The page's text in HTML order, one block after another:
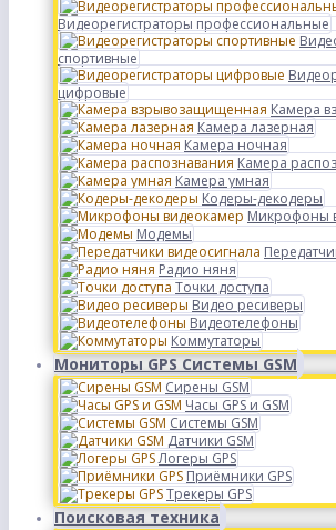
Видеорегистраторы профессиональные
спортивные
цифровые
Камера
Камера лазерная
Камера ночная
Камера
Камера умная
Кодеры-декодеры
Микрофоны
Модемы
Радио няня
Точки доступа
Видео ресиверы
Видеотелефоны
Коммутаторы
Мониторы GPS Системы GSM
Сирены GSM
Часы GPS и GSM
Системы GSM
Датчики GSM
Логеры GPS
Приёмники GPS
Трекеры GPS
Поисковая техника